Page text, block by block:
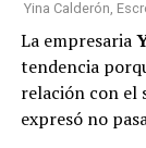
dicho.
Yina Calderón,
La empresaria
tendencia
relación con el
expresó no